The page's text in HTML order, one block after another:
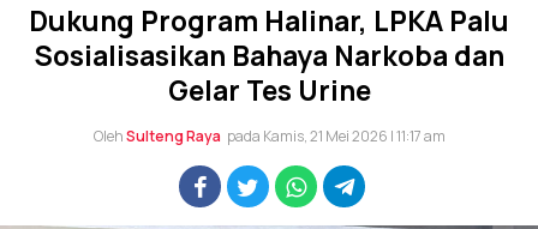
Dukung Program Halinar, LPKA Palu
Sosialisasikan Bahaya Narkoba dan
Gelar Tes Urine
OlehSulteng Raya pada Kamis, 21 Mei 2026 | 11:17 am